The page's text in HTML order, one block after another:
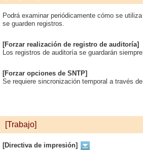
Podrá examinar periódicamente cómo se
se guarden registros.
[Forzar realización de registro de auditoría]
Los registros de auditoría se guardarán siempre.
[Forzar opciones de SNTP]
Se requiere sincronización temporal a través de
[Trabajo]
[Directiva de impresión]